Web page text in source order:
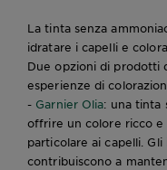
La tinta senza
idratare i capelli e
Due opzioni di prodotti
esperienze di
- Garnier Olia: una tinta
offrire un colore ricco e
particolare ai capelli.
contribuiscono a